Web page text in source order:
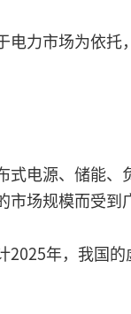
力市场为依
电源、储能
场规模而受到
年，我国